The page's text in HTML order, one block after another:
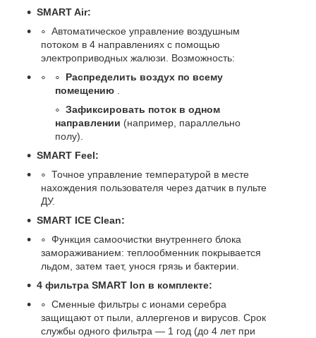
SMART Air:
Автоматическое управление воздушным
потоком в 4 направлениях с помощью
электроприводных жалюзи. Возможность:
Распределить воздух по всему
помещению .
Зафиксировать поток в одном
направлении (например, параллельно
полу).
SMART Feel:
Точное управление температурой в месте
нахождения пользователя через датчик в пульте
ДУ.
SMART ICE Clean:
Функция самоочистки внутреннего блока
замораживанием: теплообменник покрывается
льдом, затем тает, унося грязь и бактерии.
4 фильтра SMART Ion в комплекте:
Сменные фильтры с ионами серебра
защищают от пыли, аллергенов и вирусов. Срок
службы одного фильтра — 1 год (до 4 лет при